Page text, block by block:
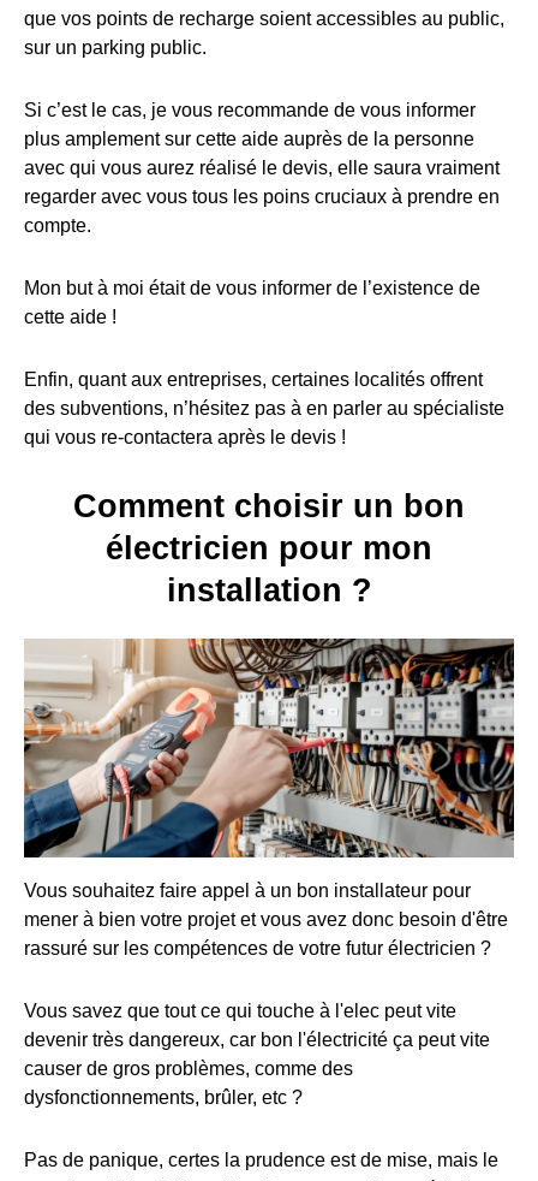
que vos points de recharge soient accessibles au public,
sur un parking public.
Si c’est le cas, je vous recommande de vous informer
plus amplement sur cette aide auprès de la personne
avec qui vous aurez réalisé le devis, elle saura vraiment
regarder avec vous tous les poins cruciaux à prendre en
compte.
Mon but à moi était de vous informer de l’existence de
cette aide !
Enfin, quant aux entreprises, certaines localités offrent
des subventions, n’hésitez pas à en parler au spécialiste
qui vous re-contactera après le devis !
Comment choisir un bon
électricien pour mon
installation ?
Vous souhaitez faire appel à un bon installateur pour
mener à bien votre projet et vous avez donc besoin d'être
rassuré sur les compétences de votre futur électricien ?
Vous savez que tout ce qui touche à l'elec peut vite
devenir très dangereux, car bon l'électricité ça peut vite
causer de gros problèmes, comme des
dysfonctionnements, brûler, etc ?
Pas de panique, certes la prudence est de mise, mais le